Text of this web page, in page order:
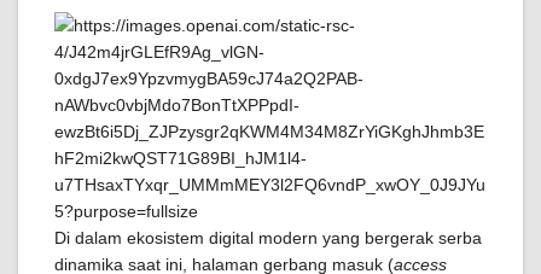
Di dalam ekosistem digital modern yang bergerak serba
dinamika saat ini, halaman gerbang masuk (access